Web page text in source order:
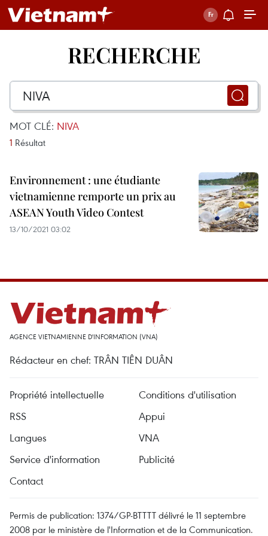
RECHERCHE
MOT CLÉ: NIVA
1 Résultat
Environnement : une étudiante
vietnamienne remporte un prix au
ASEAN Youth Video Contest
13/10/2021 03:02
AGENCE VIETNAMIENNE D'INFORMATION (VNA)
Rédacteur en chef: TRÂN TIÊN DUÂN
Propriété intellectuelle
Conditions d'utilisation
RSS
Appui
Langues
VNA
Service d'information
Publicité
Contact
Permis de publication: 1374/GP-BTTTT délivré le 11 septembre
2008 par le ministère de l'Information et de la Communication.